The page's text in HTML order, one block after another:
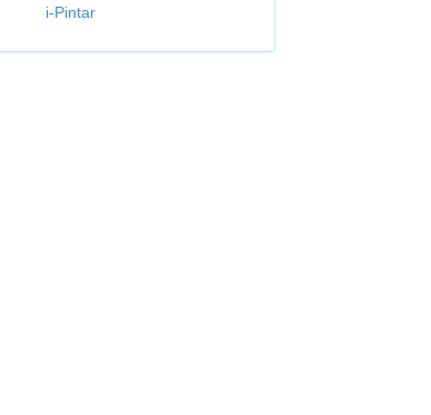
i-Pintar